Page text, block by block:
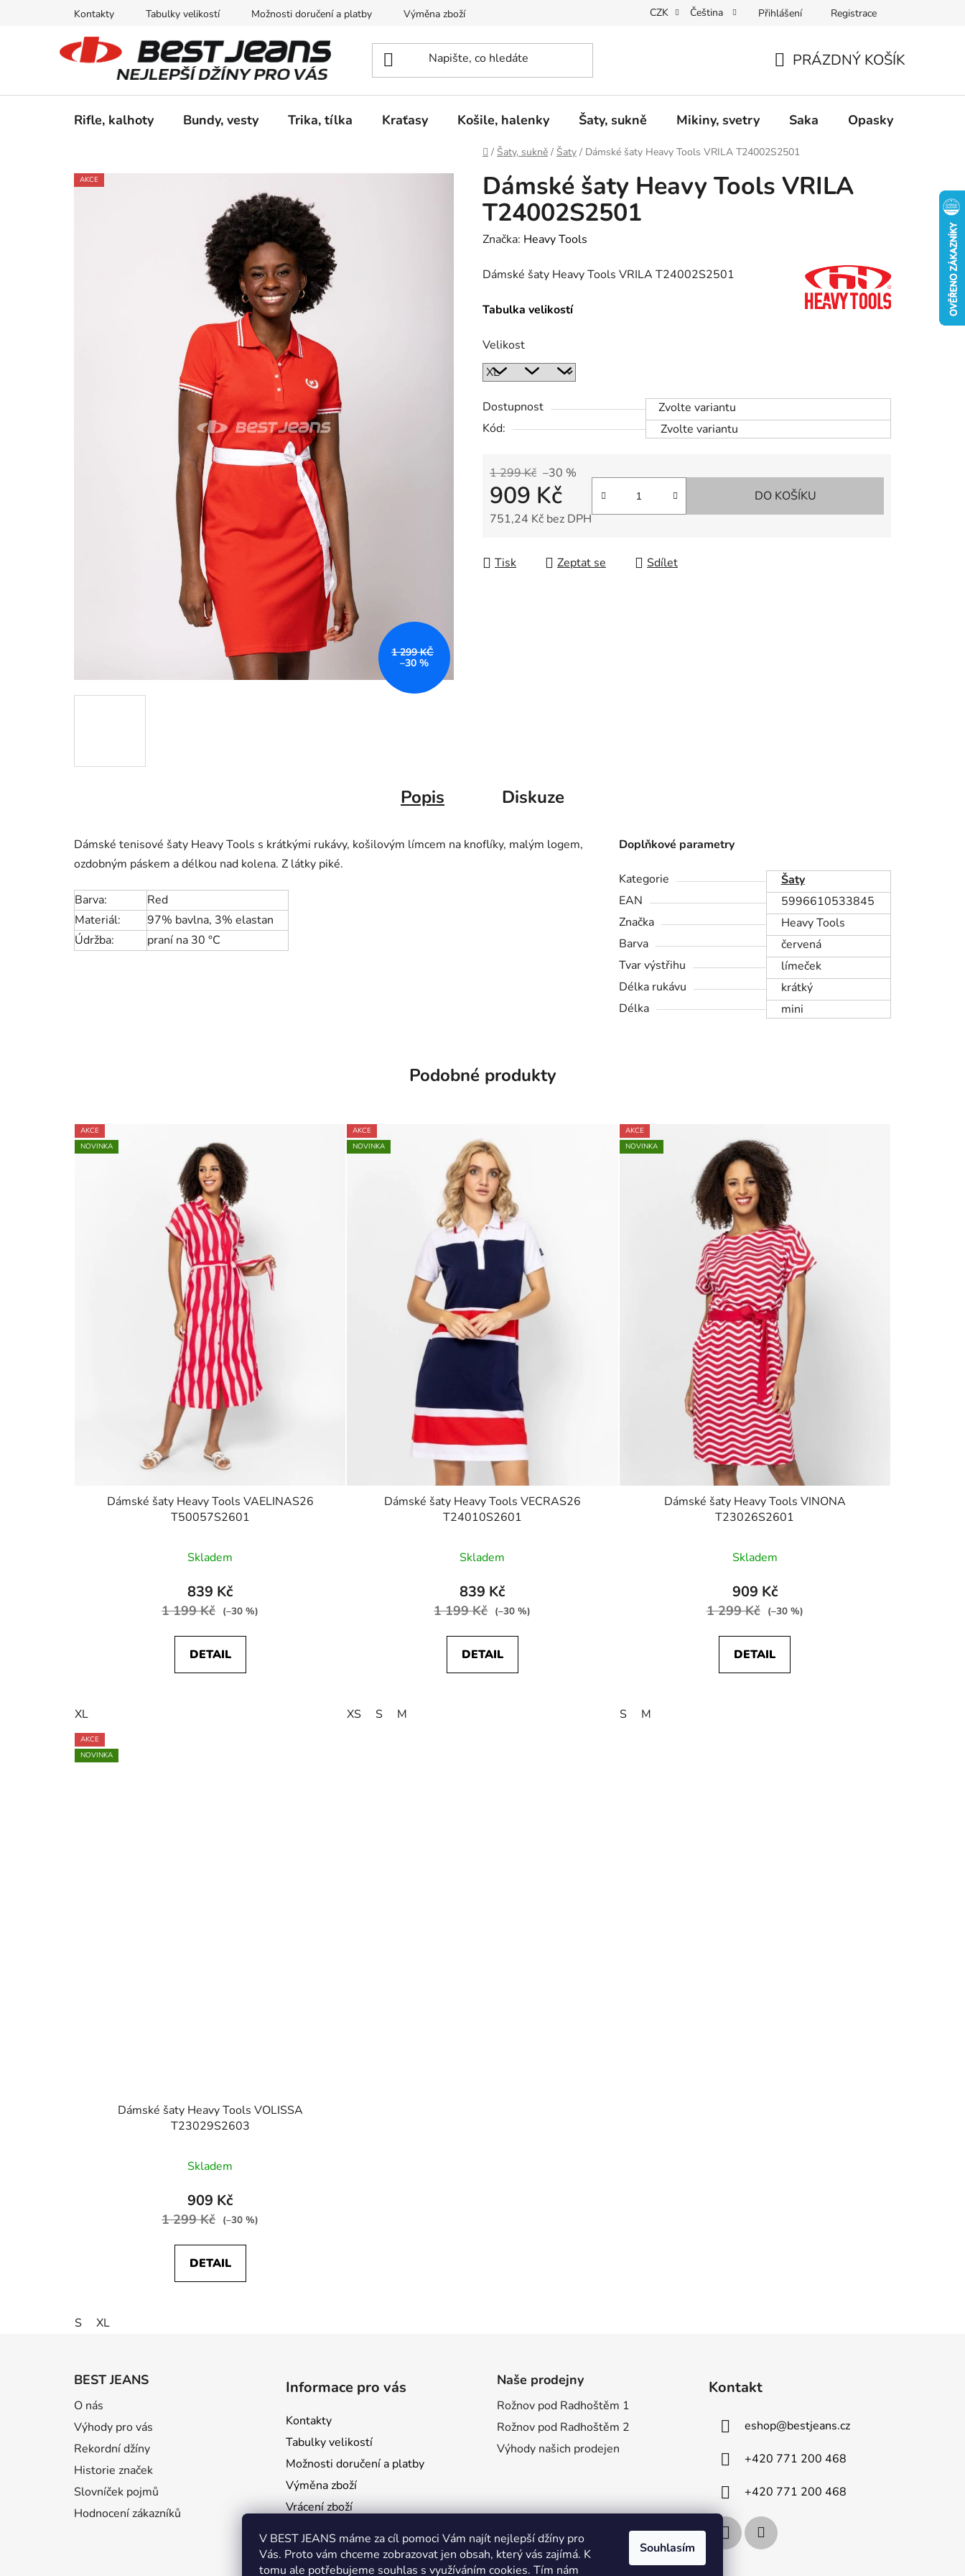
V BEST JEANS máme za cíl pomoci Vám najít nejlepší džíny pro
Vás. Proto vám chceme zobrazovat jen obsah, který vás zajímá. K
tomu ale potřebujeme souhlas s využíváním cookies. Tím nám
Souhlasím
Kontakty Tabulky velikostí Možnosti doručení a platby Výměna zboží Dárkové poukazy Dostupnost Obchodní podmínky
CZK Čeština Přihlášení Registrace
KOŠÍK
PRÁZDNÝ KOŠÍK
Rifle, kalhoty Bundy, vesty Trika, tílka Kraťasy Košile, halenky Šaty, sukně Mikiny, svetry Saka Opasky
Domů
/ Šaty, sukně / Šaty / Dámské šaty Heavy Tools VRILA T24002S2501
Dámské šaty Heavy Tools VRILA
T24002S2501
Značka: Heavy Tools
Dámské šaty Heavy Tools VRILA T24002S2501
Tabulka velikostí
Velikost
Dostupnost
Zvolte variantu
Kód:
Zvolte variantu
1 299 Kč –30 %
909 Kč
751,24 Kč bez DPH
DO KOŠÍKU
Tisk Zeptat se Sdílet
AKCE
1 299 KČ
–30 %
Popis Diskuze
Dámské tenisové šaty Heavy Tools s krátkými rukávy, košilovým límcem na knoflíky, malým logem,
ozdobným páskem a délkou nad kolena. Z látky piké.
Barva:
Red
Materiál:
97% bavlna, 3% elastan
Údržba:
praní na 30 °C
Doplňkové parametry
Kategorie
Šaty
EAN
5996610533845
Značka
Heavy Tools
Barva
červená
Tvar výstřihu
límeček
Délka rukávu
krátký
Délka
mini
Podobné produkty
AKCE
NOVINKA
Dámské šaty Heavy Tools VAELINAS26
T50057S2601
Skladem
839 Kč
1 199 Kč (–30 %)
DETAIL
XL
AKCE
NOVINKA
Dámské šaty Heavy Tools VECRAS26
T24010S2601
Skladem
839 Kč
1 199 Kč (–30 %)
DETAIL
XS S M
AKCE
NOVINKA
Dámské šaty Heavy Tools VINONA
T23026S2601
Skladem
909 Kč
1 299 Kč (–30 %)
DETAIL
S M
AKCE
NOVINKA
Dámské šaty Heavy Tools VOLISSA
T23029S2603
Skladem
909 Kč
1 299 Kč (–30 %)
DETAIL
S XL
BEST JEANS
O nás
Výhody pro vás
Rekordní džíny
Historie značek
Slovníček pojmů
Hodnocení zákazníků
Informace pro vás
Kontakty
Tabulky velikostí
Možnosti doručení a platby
Výměna zboží
Vrácení zboží
Dárkové poukazy
Dostupnost
Naše prodejny
Rožnov pod Radhoštěm 1
Rožnov pod Radhoštěm 2
Výhody našich prodejen
Kontakt
eshop@bestjeans.cz
+420 771 200 468
+420 771 200 468